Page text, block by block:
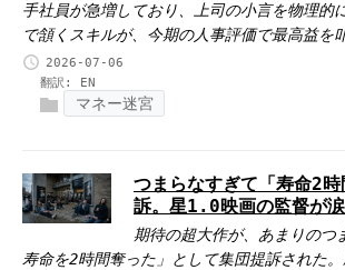
手社員が急増しており、上司の小言を物理的
で頷くスキルが、今期の人事評価で最高益を
2026-07-06
翻訳: EN
マネー迷宮
つまらなすぎて「寿命2
訴。星1.0映画の監督が
期待の超大作が、あまりのつ
寿命を2時間奪った」として集団提訴された